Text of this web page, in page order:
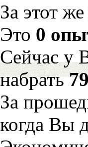
За этот
Это 0
Сейчас у
набрать
За
когда Вы